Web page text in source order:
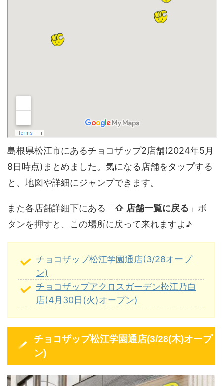
島根県松江市にあるチョコザップ2店舗(2024年5月
8日時点)まとめました。気になる店舗をタップする
と、地図や詳細にジャンプできます。
また各店舗詳細下にある「⇧ 店舗一覧に戻る 」ボ
タンを押すと、この場所に戻って来れますよ♪
チョコザップ松江学園通店(3/28オープ
ン)
チョコザップアクロスガーデン松江乃白
店(4月30日(火)オープン)
チョコザップ松江学園通店(3/28(木)オープ
ン)